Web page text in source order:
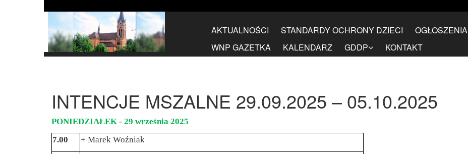
AKTUALNOŚCI STANDARDY OCHRONY DZIECI OGŁOSZENIA
WNP GAZETKA
KALENDARZ GDDP KONTAKT
INTENCJE MSZALNE 29.09.2025 – 05.10.2025
PONIEDZIAŁEK - 29 września 2025
7.00
+ Marek Woźniak